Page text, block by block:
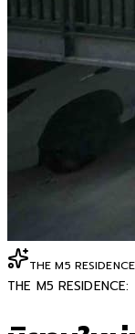
THE M5 RESIDENCE
THE M5 RESIDENCE: